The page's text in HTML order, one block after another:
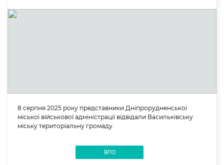
8 серпня 2025 року представники Дніпрорудненської
міської військової адміністрації відвідали Васильківську
міську територіальну громаду.
ВПО